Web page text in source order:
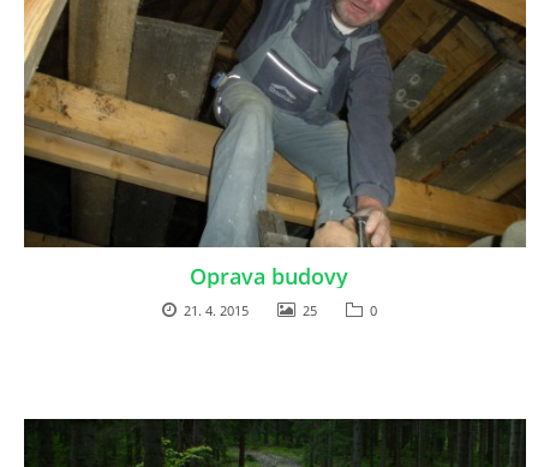
Oprava budovy
21. 4. 2015 25 0